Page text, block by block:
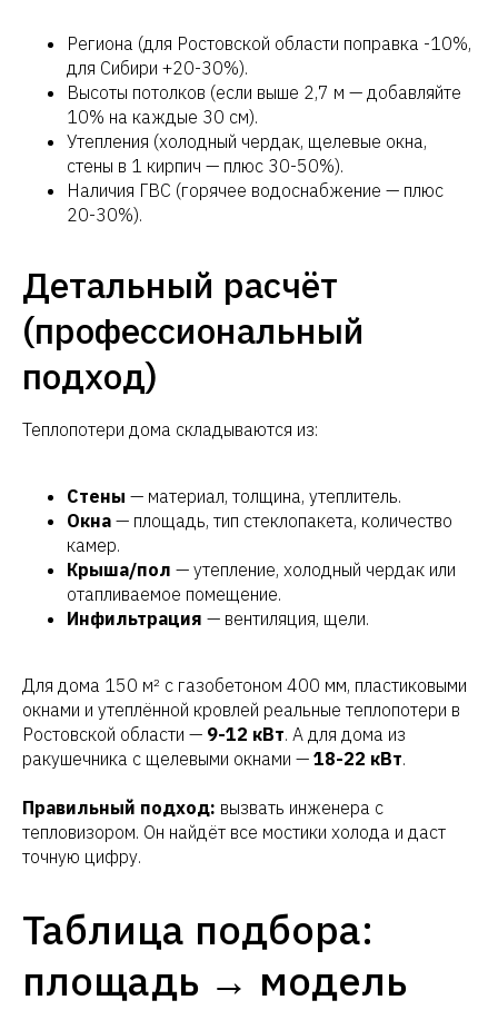
Региона (для Ростовской области поправка -10%,
для Сибири +20-30%).
Высоты потолков (если выше 2,7 м — добавляйте
10% на каждые 30 см).
Утепления (холодный чердак, щелевые окна,
стены в 1 кирпич — плюс 30-50%).
Наличия ГВС (горячее водоснабжение — плюс
20-30%).
Детальный расчёт
(профессиональный
подход)
Теплопотери дома складываются из:
Стены — материал, толщина, утеплитель.
Окна — площадь, тип стеклопакета, количество
камер.
Крыша/пол — утепление, холодный чердак или
отапливаемое помещение.
Инфильтрация — вентиляция, щели.
Для дома 150 м² с газобетоном 400 мм, пластиковыми
окнами и утеплённой кровлей реальные теплопотери в
Ростовской области — 9-12 кВт. А для дома из
ракушечника с щелевыми окнами — 18-22 кВт.
Правильный подход: вызвать инженера с
тепловизором. Он найдёт все мостики холода и даст
точную цифру.
Таблица подбора:
площадь → модель